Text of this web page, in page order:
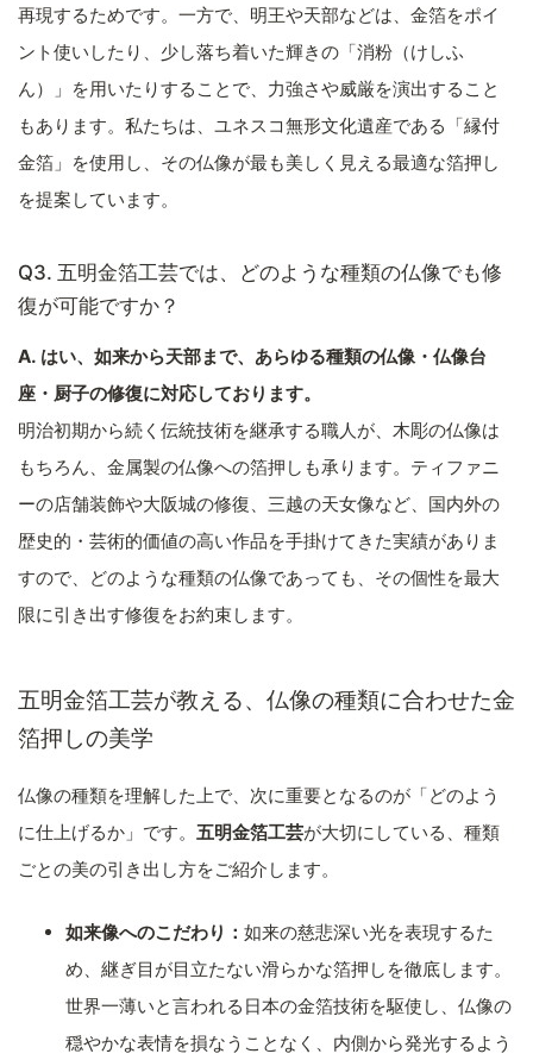
再現するためです。一方で、明王や天部などは、金箔をポイ
ント使いしたり、少し落ち着いた輝きの「消粉（けしふ
ん）」を用いたりすることで、力強さや威厳を演出すること
もあります。私たちは、ユネスコ無形文化遺産である「縁付
金箔」を使用し、その仏像が最も美しく見える最適な箔押し
を提案しています。
Q3. 五明金箔工芸では、どのような種類の仏像でも修
復が可能ですか？
A. はい、如来から天部まで、あらゆる種類の仏像・仏像台
座・厨子の修復に対応しております。
明治初期から続く伝統技術を継承する職人が、木彫の仏像は
もちろん、金属製の仏像への箔押しも承ります。ティファニ
ーの店舗装飾や大阪城の修復、三越の天女像など、国内外の
歴史的・芸術的価値の高い作品を手掛けてきた実績がありま
すので、どのような種類の仏像であっても、その個性を最大
限に引き出す修復をお約束します。
五明金箔工芸が教える、仏像の種類に合わせた金
箔押しの美学
仏像の種類を理解した上で、次に重要となるのが「どのよう
に仕上げるか」です。 五明金箔工芸が大切にしている、種類
ごとの美の引き出し方をご紹介します。
如来像へのこだわり： 如来の慈悲深い光を表現するた
め、継ぎ目が目立たない滑らかな箔押しを徹底します。
世界一薄いと言われる日本の金箔技術を駆使し、仏像の
穏やかな表情を損なうことなく、内側から発光するよう